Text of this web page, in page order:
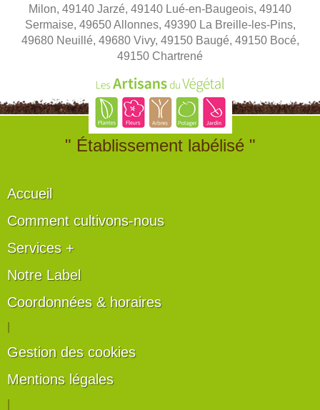
Milon, 49140 Jarzé, 49140 Lué-en-Baugeois, 49140
Sermaise, 49650 Allonnes, 49390 La Breille-les-Pins,
49680 Neuillé, 49680 Vivy, 49150 Baugé, 49150 Bocé,
49150 Chartrené
" Établissement labélisé "
Accueil
Comment cultivons-nous
Services +
Notre Label
Coordonnées & horaires
Gestion des cookies
Mentions légales